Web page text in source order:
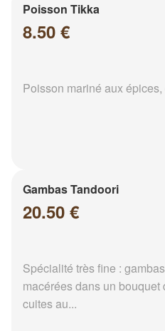
Poisson Tikka
8.50 €
Poisson mariné aux
Gambas Tandoori
20.50 €
Spécialité très fine :
macérées dans un
cuites au...